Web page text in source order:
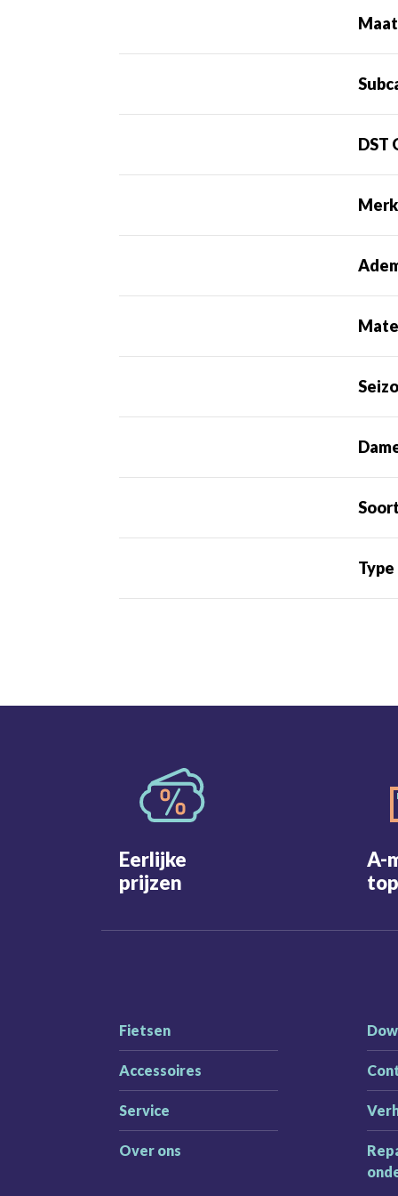
Maat
DST
Merk
Eerlijke
prijzen
A-
Fietsen
Accessoires
Service
Over ons